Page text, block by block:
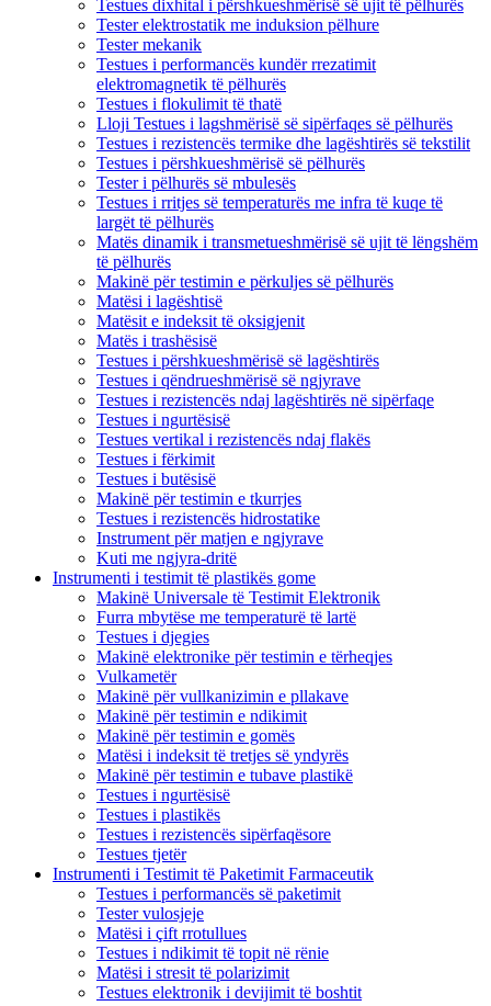
Testues dixhital i përshkueshmërisë së ujit të pëlhurës
Tester elektrostatik me induksion pëlhure
Tester mekanik
Testues i performancës kundër rrezatimit
elektromagnetik të pëlhurës
Testues i flokulimit të thatë
Lloji Testues i lagshmërisë së sipërfaqes së pëlhurës
Testues i rezistencës termike dhe lagështirës së tekstilit
Testues i përshkueshmërisë së pëlhurës
Tester i pëlhurës së mbulesës
Testues i rritjes së temperaturës me infra të kuqe të
largët të pëlhurës
Matës dinamik i transmetueshmërisë së ujit të lëngshëm
të pëlhurës
Makinë për testimin e përkuljes së pëlhurës
Matësi i lagështisë
Matësit e indeksit të oksigjenit
Matës i trashësisë
Testues i përshkueshmërisë së lagështirës
Testues i qëndrueshmërisë së ngjyrave
Testues i rezistencës ndaj lagështirës në sipërfaqe
Testues i ngurtësisë
Testues vertikal i rezistencës ndaj flakës
Testues i fërkimit
Testues i butësisë
Makinë për testimin e tkurrjes
Testues i rezistencës hidrostatike
Instrument për matjen e ngjyrave
Kuti me ngjyra-dritë
Instrumenti i testimit të plastikës gome
Makinë Universale të Testimit Elektronik
Furra mbytëse me temperaturë të lartë
Testues i djegies
Makinë elektronike për testimin e tërheqjes
Vulkametër
Makinë për vullkanizimin e pllakave
Makinë për testimin e ndikimit
Makinë për testimin e gomës
Matësi i indeksit të tretjes së yndyrës
Makinë për testimin e tubave plastikë
Testues i ngurtësisë
Testues i plastikës
Testues i rezistencës sipërfaqësore
Testues tjetër
Instrumenti i Testimit të Paketimit Farmaceutik
Testues i performancës së paketimit
Tester vulosjeje
Matësi i çift rrotullues
Testues i ndikimit të topit në rënie
Matësi i stresit të polarizimit
Testues elektronik i devijimit të boshtit